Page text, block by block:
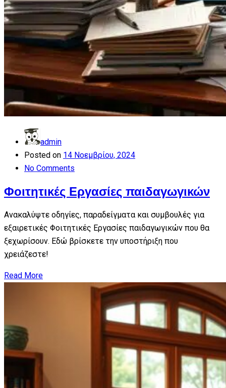
admin
Posted on 14 Νοεμβρίου, 2024
No Comments
Φοιτητικές Εργασίες παιδαγωγικών
Ανακαλύψτε οδηγίες, παραδείγματα και συμβουλές για
εξαιρετικές Φοιτητικές Εργασίες παιδαγωγικών που θα
ξεχωρίσουν. Εδώ βρίσκετε την υποστήριξη που
χρειάζεστε!
Read More